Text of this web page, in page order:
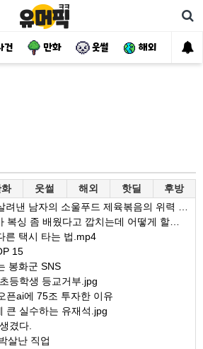
건 만화 웃썰 해외 핫
화 웃썰 해외 핫딜 후방
낸 남자의 소울푸드 제육볶음의 위력 ㅋㅋ
싱 좀 배웠다고 깝치는데 어떻게 할까요?
른 택시 타는 법.mp4
15
봉화군 SNS
등학생 등교거부.jpg
픈ai에 75조 투자한 이유
큰 실수하는 유재석.jpg
겼다.
살난 직업